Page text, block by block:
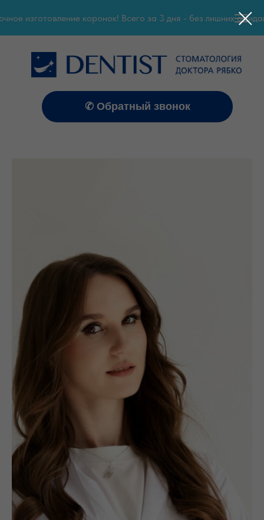
изготовление коронок! Всего за 3 дня - без лишних
✆ Обратный звонок